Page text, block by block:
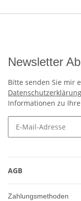
Newsletter
Bitte senden Sie mir
Datenschutzerklärung
Informationen zu
AGB
Zahlungsmethoden